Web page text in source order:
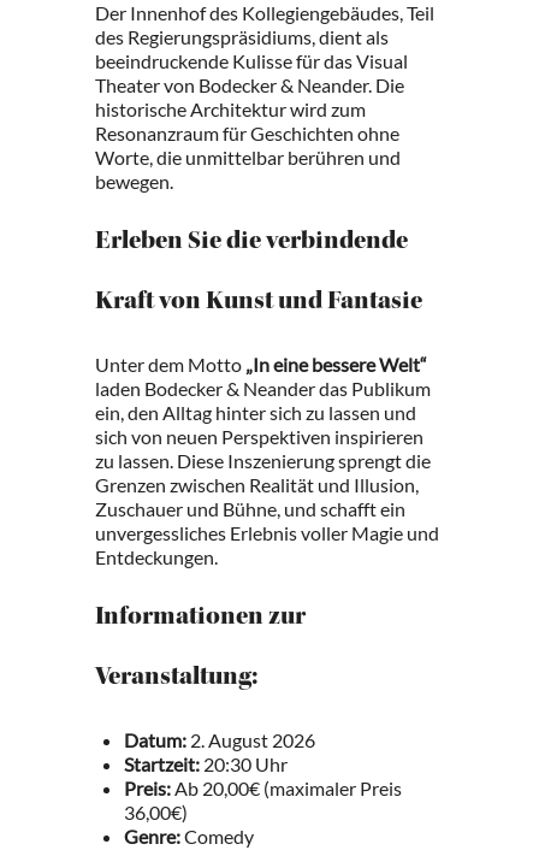
Der Innenhof des Kollegiengebäudes, Teil
des Regierungspräsidiums, dient als
beeindruckende Kulisse für das Visual
Theater von Bodecker & Neander. Die
historische Architektur wird zum
Resonanzraum für Geschichten ohne
Worte, die unmittelbar berühren und
bewegen.
Erleben Sie die verbindende
Kraft von Kunst und Fantasie
Unter dem Motto „In eine bessere Welt“
laden Bodecker & Neander das Publikum
ein, den Alltag hinter sich zu lassen und
sich von neuen Perspektiven inspirieren
zu lassen. Diese Inszenierung sprengt die
Grenzen zwischen Realität und Illusion,
Zuschauer und Bühne, und schafft ein
unvergessliches Erlebnis voller Magie und
Entdeckungen.
Informationen zur
Veranstaltung:
Datum: 2. August 2026
Startzeit: 20:30 Uhr
Preis:Ab 20,00€ (maximaler Preis
36,00€)
Genre:Comedy